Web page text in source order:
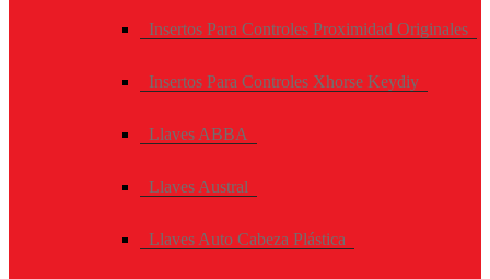
Insertos Para Controles Proximidad Originales
Insertos Para Controles Xhorse Keydiy
Llaves ABBA
Llaves Austral
Llaves Auto Cabeza Plástica